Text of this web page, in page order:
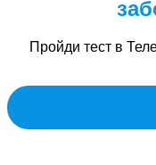
Пройди тест в